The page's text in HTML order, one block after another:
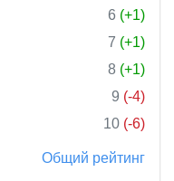
6 (+1)
7 (+1)
8 (+1)
9 (-4)
10 (-6)
Общий рейтинг